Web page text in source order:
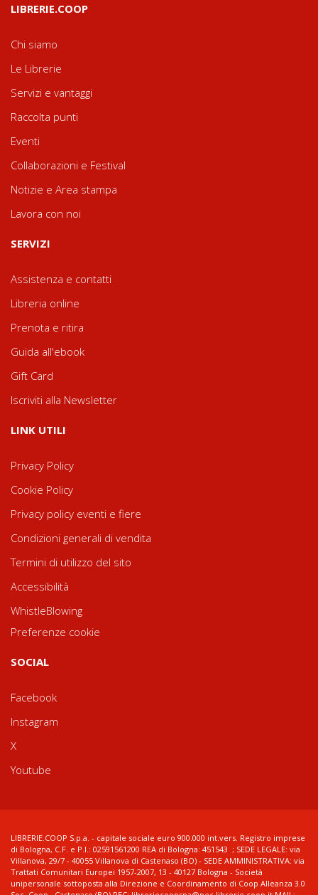
LIBRERIE.COOP
Chi siamo
Le Librerie
Servizi e vantaggi
Raccolta punti
Eventi
Collaborazioni e Festival
Notizie e Area stampa
Lavora con noi
SERVIZI
Assistenza e contatti
Libreria online
Prenota e ritira
Guida all'ebook
Gift Card
Iscriviti alla Newsletter
LINK UTILI
Privacy Policy
Cookie Policy
Privacy policy eventi e fiere
Condizioni generali di vendita
Termini di utilizzo del sito
Accessibilità
WhistleBlowing
Preferenze cookie
SOCIAL
Facebook
Instagram
X
Youtube
LIBRERIE.COOP S.p.a. - capitale sociale euro 900.000 int.vers. Registro imprese
di Bologna, C.F. e P.I.: 02591561200 REA di Bologna: 451543 ; SEDE LEGALE: via
Villanova, 29/7 - 40055 Villanova di Castenaso (BO) - SEDE AMMINISTRATIVA: via
Trattati Comunitari Europei 1957-2007, 13 - 40127 Bologna - Società
unipersonale sottoposta alla Direzione e Coordinamento di Coop Alleanza 3.0